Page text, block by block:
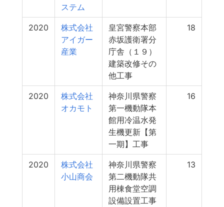
ステム
2020
株式会社
アイガー
産業
皇宮警察本部
赤坂護衛署分
庁舎（１９）
建築改修その
他工事
18
2020
株式会社
オカモト
神奈川県警察
第一機動隊本
館用冷温水発
生機更新【第
一期】工事
16
2020
株式会社
小山商会
神奈川県警察
第二機動隊共
用棟食堂空調
設備設置工事
13